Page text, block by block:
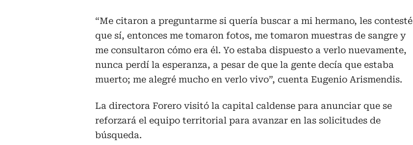
“Me citaron a preguntarme si quería buscar a mi hermano, les contesté
que sí, entonces me tomaron fotos, me tomaron muestras de sangre y
me consultaron cómo era él. Yo estaba dispuesto a verlo nuevamente,
nunca perdí la esperanza, a pesar de que la gente decía que estaba
muerto; me alegré mucho en verlo vivo”, cuenta Eugenio Arismendis.
La directora Forero visitó la capital caldense para anunciar que se
reforzará el equipo territorial para avanzar en las solicitudes de
búsqueda.